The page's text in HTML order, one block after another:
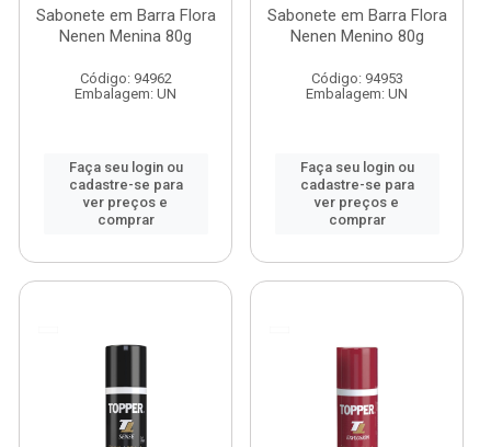
Sabonete em Barra Flora
Nenen Menina 80g
Código: 94962
Embalagem: UN
Faça seu login ou
cadastre-se para
ver preços e
comprar
Sabonete em Barra Flora
Nenen Menino 80g
Código: 94953
Embalagem: UN
Faça seu login ou
cadastre-se para
ver preços e
comprar